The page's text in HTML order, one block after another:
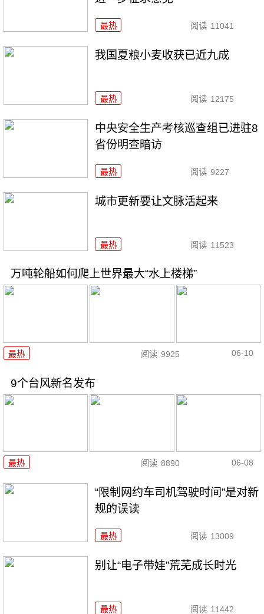
最热 阅读 11041
我国夏粮小麦收获已近九成
最热 阅读 12175
中央安全生产考核巡查组已进驻8
省份明查暗访
最热 阅读 9227
城市更新要让文脉活起来
最热 阅读 11523
万吨轮船如何爬上世界最大“水上楼梯”
最热 阅读 9925 06-10
9个台风新名发布
最热 阅读 8890 06-08
“限制网约车司机驾驶时间”是对新
规的误读
最热 阅读 13009
别让“电子带娃”荒芜成长时光
最热 阅读 11442